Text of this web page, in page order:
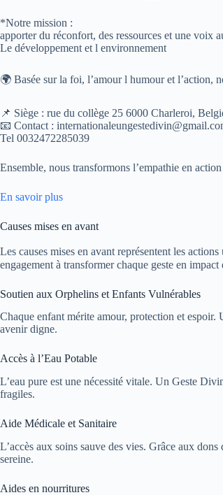
*Notre mission :
apporter du réconfort, des ressources et une voix
Le développement et l environnement
🌍 Basée sur la foi, l’amour l humour et l’action,
📌 Siège : rue du collège 25 6000 Charleroi,
📧 Contact :
Tel 0032472285039
Ensemble, nous transformons l’empathie en
En savoir plus
Causes mises en avant
Les causes mises en avant représentent les
engagement à transformer chaque geste en
Soutien aux Orphelins et Enfants Vulnérables
Chaque enfant mérite amour, protection et
avenir digne.
Accès à l’Eau Potable
L’eau pure est une nécessité vitale. Un Geste
fragiles.
Aide Médicale et Sanitaire
L’accès aux soins sauve des vies. Grâce aux
sereine.
Aides en nourritures